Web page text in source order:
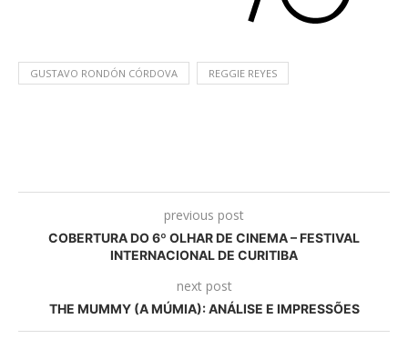
GUSTAVO RONDÓN CÓRDOVA REGGIE REYES
previous post
COBERTURA DO 6º OLHAR DE CINEMA – FESTIVAL
INTERNACIONAL DE CURITIBA
next post
THE MUMMY (A MÚMIA): ANÁLISE E IMPRESSÕES